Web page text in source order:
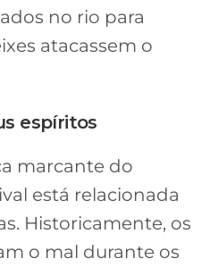
no rio para
atacassem o
espíritos
marcante do
está relacionada
Historicamente, os
o mal durante os